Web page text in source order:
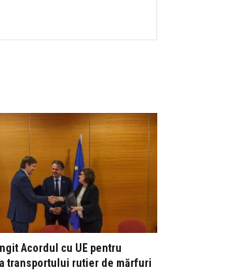
Acordul cu UE pentru
transportului rutier de mărfuri